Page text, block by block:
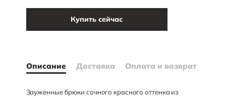
Купить сейчас
Описание Доставка Оплата и возврат
Зауженные брюки сочного красного оттенка из